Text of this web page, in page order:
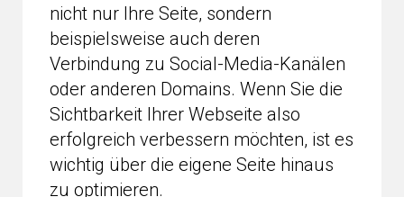
nicht nur Ihre Seite, sondern
beispielsweise auch deren
Verbindung zu Social-Media-Kanälen
oder anderen Domains. Wenn Sie die
Sichtbarkeit Ihrer Webseite also
erfolgreich verbessern möchten, ist es
wichtig über die eigene Seite hinaus
zu optimieren.